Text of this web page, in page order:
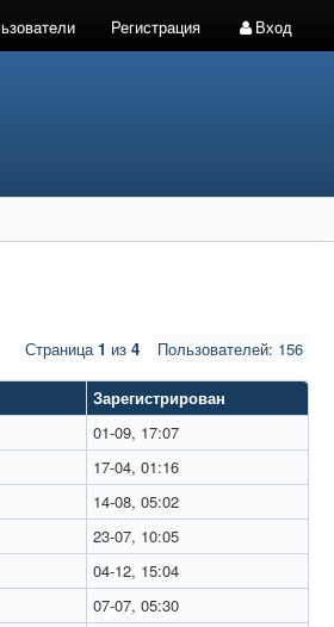
Регистрация Вход
Пользователей: 156
Страница1 из 4
Зарегистрирован
01-09, 17:07
17-04, 01:16
14-08, 05:02
23-07, 10:05
04-12, 15:04
07-07, 05:30